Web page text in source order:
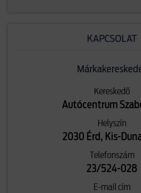
KAPCSOLAT
Kereskedő
Autócentrum
Helyszín
2030 Érd, Kis-
Telefonszám
23/524-028
E-mail cím